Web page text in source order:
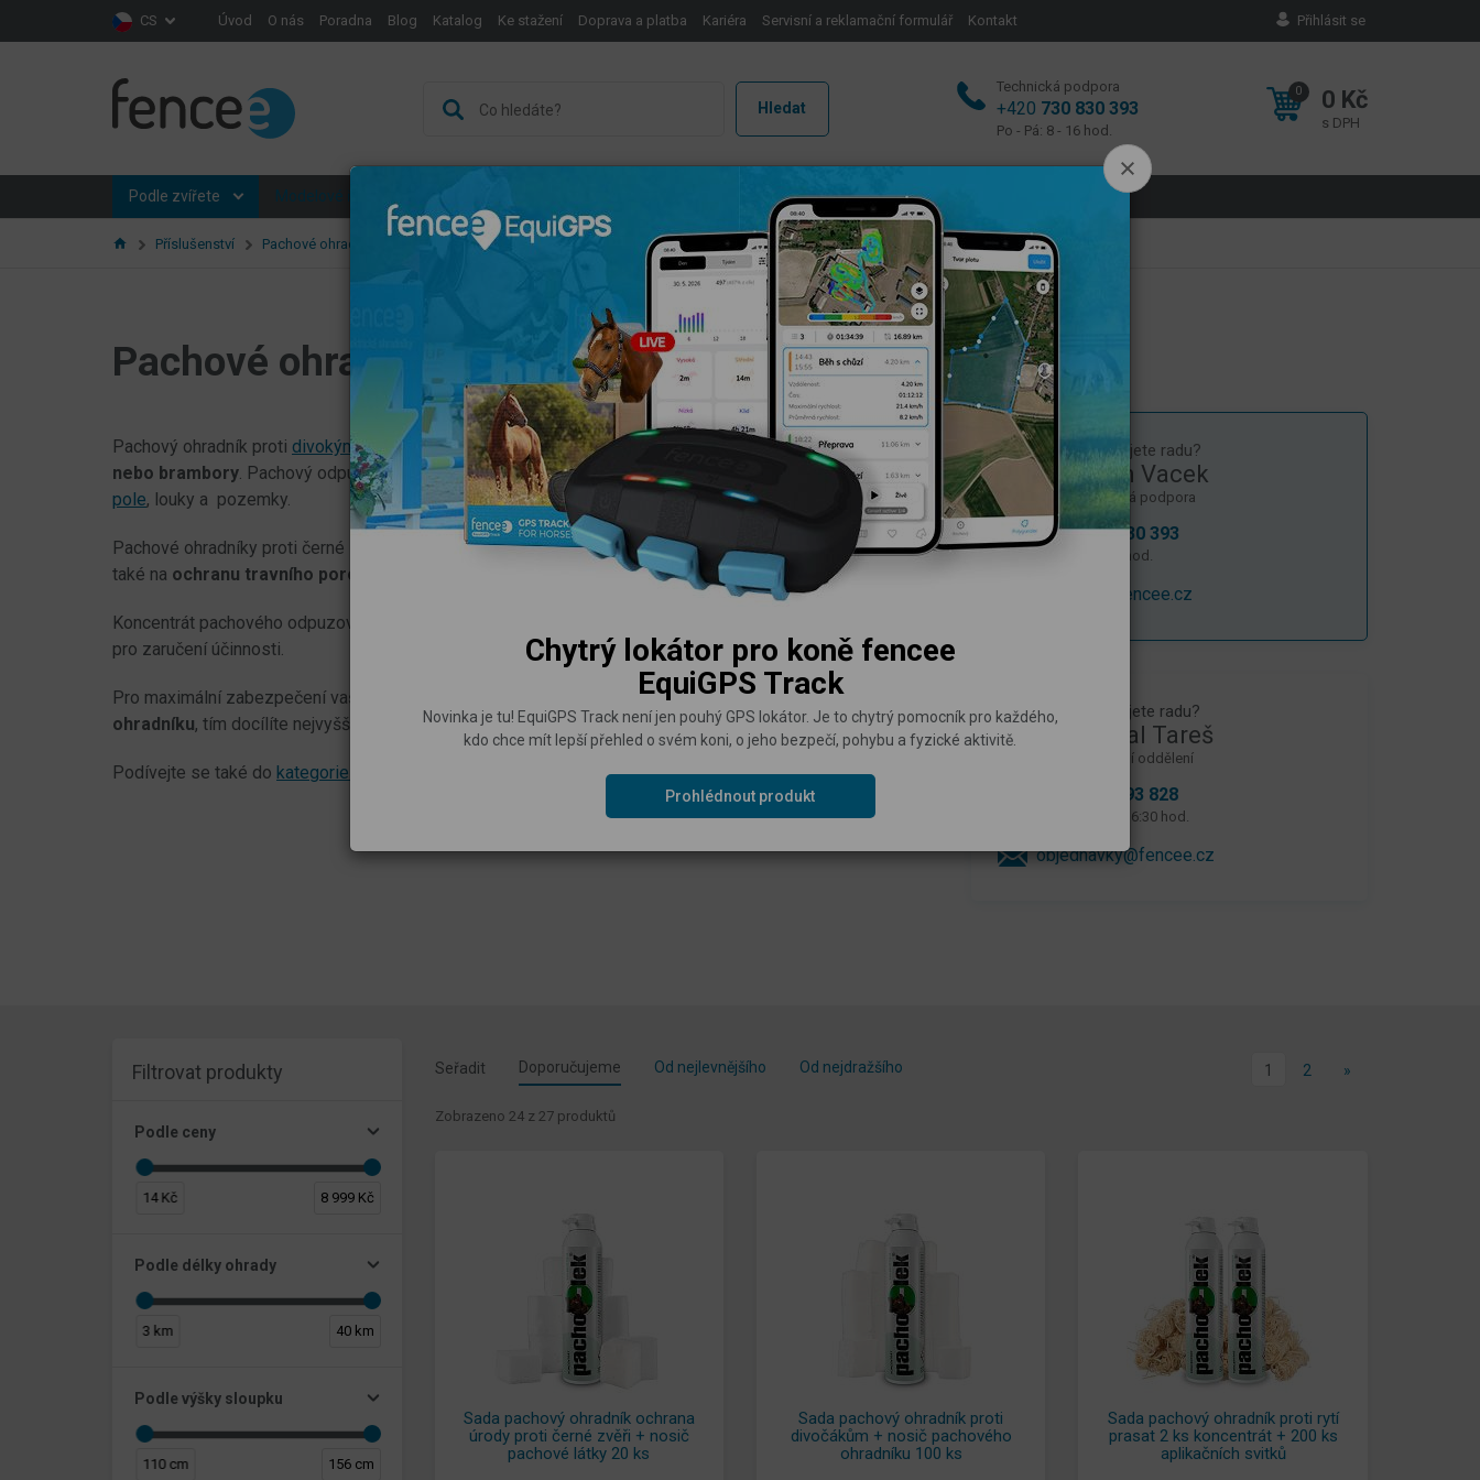
Chytrý lokátor pro koně fencee
EquiGPS Track
Novinka je tu! EquiGPS Track není jen pouhý GPS lokátor. Je to chytrý pomocník pro každého,
kdo chce mít lepší přehled o svém koni, o jeho bezpečí, pohybu a fyzické aktivitě.
Prohlédnout produkt
CS Úvod O nás Poradna Blog Katalog Ke stažení Doprava a platba Kariéra Servisní a reklamační formulář Kontakt Přihlásit se
Hledat
Technická podpora
+420 730 830 393
Po - Pá: 8 - 16 hod.
0 0 Kč
s DPH
Podle zvířete Modelové řady Příslušenství EquiGPS
Příslušenství Pachové ohradníky Pachové ohradníky proti černé zvěři
Pachové ohradníky proti černé zvěři, na ochranu plodin
Pachový ohradník proti divokým prasatům , vhodný na ochranu úrody a plodin jako kukuřice, hrách, obilí
nebo brambory . Pachový odpuzovač divočáků je účinnou metodoupro zamezení vstupu zvěře na vaše
pole, louky a pozemky.
Pachové ohradníky proti černé zvěři jsou skvělou pomůckou v boji proti africkému moru prasatnebo
také na ochranu travního porostu či golfového hřiště
Koncentrát pachového odpuzovače černé zvěře
pro zaručení účinnosti.
Pro maximální zabezpečení vašich pozemků využijte kompletní sadu pachové ohrady a elektrického
ohradníku, tím docílíte nejvyšší ochrany určitého prostoru.
Podívejte se také do kategorie kompletních setů elektrického ohradníku proti divočákům.
Potřebujete radu?
Milan Vacek
Technická podpora
+420730 830 393
Po - Pá: 8 - 16 hod.
podpora@fencee.cz
Potřebujete radu?
Michal Tareš
Obchodní oddělení
730 893 828
Po - Pá: 8:30 - 16:30 hod.
objednavky@fencee.cz
Filtrovat produkty
Podle ceny
14 Kč 8 999 Kč
Podle délky ohrady
3 km 40 km
Podle výšky sloupku
110 cm 156 cm
Seřadit Doporučujeme Od nejlevnějšího Od nejdražšího 1 2 »
Zobrazeno 24 z 27 produktů
Sada pachový ohradník ochrana
úrody proti černé zvěři + nosič
pachové látky 20 ks
Sada pachový ohradník proti
divočákům + nosič pachového
ohradníku 100 ks
Sada pachový ohradník proti rytí
prasat 2 ks koncentrát + 200 ks
aplikačních svitků